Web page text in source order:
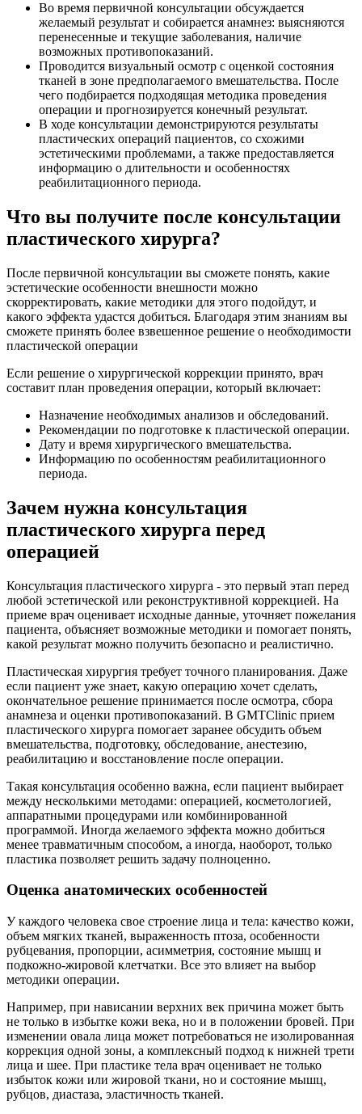
Во время первичной консультации обсуждается
желаемый результат и собирается анамнез: выясняются
перенесенные и текущие заболевания, наличие
возможных противопоказаний.
Проводится визуальный осмотр с оценкой состояния
тканей в зоне предполагаемого вмешательства. После
чего подбирается подходящая методика проведения
операции и прогнозируется конечный результат.
В ходе консультации демонстрируются результаты
пластических операций пациентов, со схожими
эстетическими проблемами, а также предоставляется
информацию о длительности и особенностях
реабилитационного периода.
Что вы получите после консультации
пластического хирурга?
После первичной консультации вы сможете понять, какие
эстетические особенности внешности можно
скорректировать, какие методики для этого подойдут, и
какого эффекта удастся добиться. Благодаря этим знаниям вы
сможете принять более взвешенное решение о необходимости
пластической операции
Если решение о хирургической коррекции принято, врач
составит план проведения операции, который включает:
Назначение необходимых анализов и обследований.
Рекомендации по подготовке к пластической операции.
Дату и время хирургического вмешательства.
Информацию по особенностям реабилитационного
периода.
Зачем нужна консультация
пластического хирурга перед
операцией
Консультация пластического хирурга - это первый этап перед
любой эстетической или реконструктивной коррекцией. На
приеме врач оценивает исходные данные, уточняет пожелания
пациента, объясняет возможные методики и помогает понять,
какой результат можно получить безопасно и реалистично.
Пластическая хирургия требует точного планирования. Даже
если пациент уже знает, какую операцию хочет сделать,
окончательное решение принимается после осмотра, сбора
анамнеза и оценки противопоказаний. В GMTClinic прием
пластического хирурга помогает заранее обсудить объем
вмешательства, подготовку, обследование, анестезию,
реабилитацию и восстановление после операции.
Такая консультация особенно важна, если пациент выбирает
между несколькими методами: операцией, косметологией,
аппаратными процедурами или комбинированной
программой. Иногда желаемого эффекта можно добиться
менее травматичным способом, а иногда, наоборот, только
пластика позволяет решить задачу полноценно.
Оценка анатомических особенностей
У каждого человека свое строение лица и тела: качество кожи,
объем мягких тканей, выраженность птоза, особенности
рубцевания, пропорции, асимметрия, состояние мышц и
подкожно-жировой клетчатки. Все это влияет на выбор
методики операции.
Например, при нависании верхних век причина может быть
не только в избытке кожи века, но и в положении бровей. При
изменении овала лица может потребоваться не изолированная
коррекция одной зоны, а комплексный подход к нижней трети
лица и шее. При пластике тела врач оценивает не только
избыток кожи или жировой ткани, но и состояние мышц,
рубцов, диастаза, эластичность тканей.